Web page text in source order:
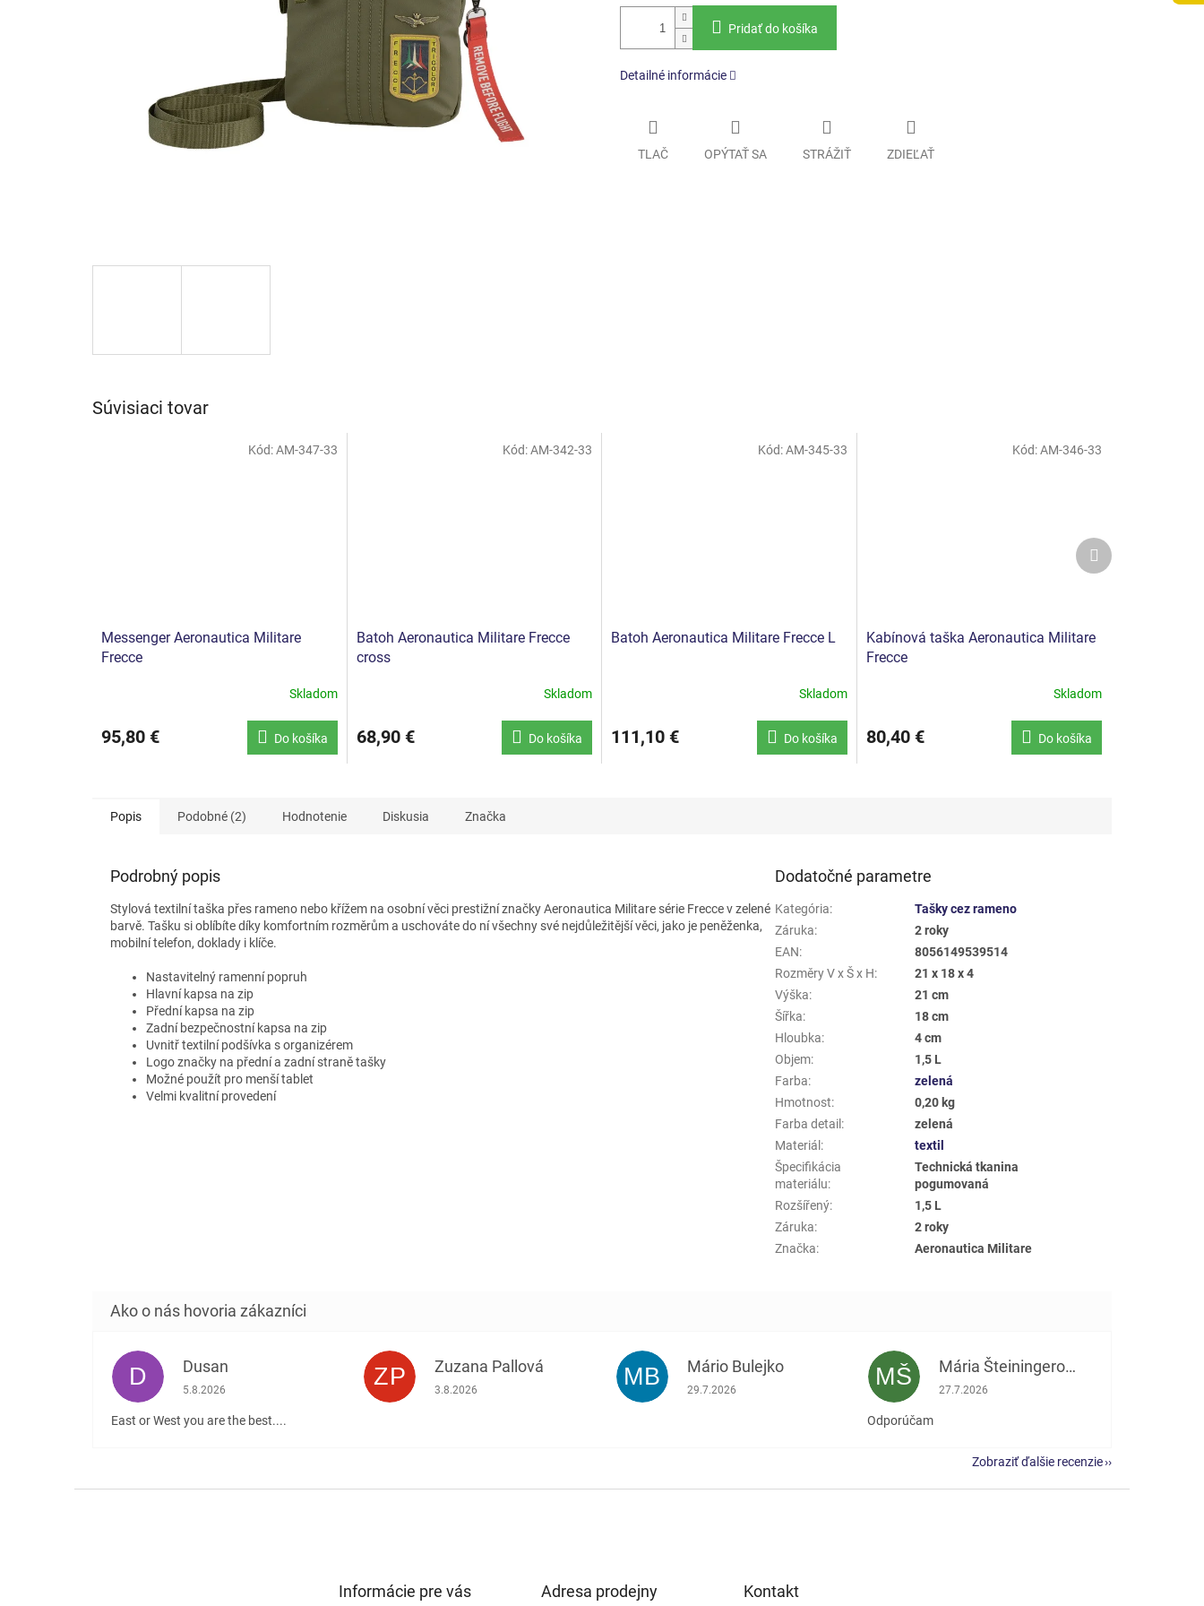
Pridať do košíka
Detailné informácie
TLAČ OPÝTAŤ SA STRÁŽIŤ ZDIEĽAŤ
Súvisiaci tovar
Messenger Aeronautica Militare
Frecce
Skladom
95,80 € Do košíka
Kód:AM-347-33
Batoh Aeronautica Militare Frecce
cross
Skladom
68,90 € Do košíka
Kód:AM-342-33
Batoh Aeronautica Militare Frecce L
Skladom
111,10 € Do košíka
Kód:AM-345-33
Kabínová taška Aeronautica Militare
Frecce
produktu
je
Skladom
80,40 € Do košíka
Kód:AM-346-33
Ďalší
produkt
Popis Podobné (2) Hodnotenie Diskusia Značka
Podrobný popis
Stylová textilní taška přes rameno nebo křížem na osobní věci prestižní značky Aeronautica Militare série Frecce v zelené
barvě. Tašku si oblíbíte díky komfortním rozměrům a uschováte do ní všechny své nejdůležitější věci, jako je peněženka,
mobilní telefon, doklady i klíče.
Nastavitelný ramenní popruh
Hlavní kapsa na zip
Přední kapsa na zip
Zadní bezpečnostní kapsa na zip
Uvnitř textilní podšívka s organizérem
Logo značky na přední a zadní straně tašky
Možné použít pro menší tablet
Velmi kvalitní provedení
Dodatočné parametre
Kategória:
Tašky cez rameno
Záruka:
2 roky
EAN:
8056149539514
Rozměry V x Š x H:
21 x 18 x 4
Výška:
21 cm
Šířka:
18 cm
Hloubka:
4 cm
Objem:
1,5 L
Farba:
zelená
Hmotnost:
0,20 kg
Farba detail :
zelená
Materiál :
textil
Špecifikácia
materiálu:
Technická tkanina
pogumovaná
Rozšířený:
1,5 L
Záruka:
2 roky
Značka: Aeronautica Militare
D Dusan
Hodnotenie obchodu je 5 z 5 hviezdičiek.
5.8.2026
East or West you are the best....
ZP Zuzana Pallová
Hodnotenie obchodu je 5 z 5 hviezdičiek.
3.8.2026 MB Mário Bulejko
Hodnotenie obchodu je 5 z 5 hviezdičiek.
29.7.2026 MŠ Mária Šteiningerová
Hodnotenie obchodu je 5 z 5 hviezdičiek.
27.7.2026
Odporúčam
Zobraziť ďalšie recenzie
Informácie pre vás Adresa prodejny Kontakt